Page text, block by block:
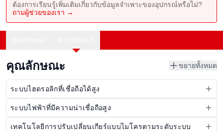
ต้องการเรียนรู้เพิ่มเติมเกี่ยวกับข้อมูลจำเพาะของอุปกรณ์หรือไม่?
ถามผู้ช่วยของเรา →
คุณลักษณะ ขยายทั้งหมด
ระบบไฮดรอลิกที่เชื่อถือได้สูง
ระบบไฟฟ้าที่มีความน่าเชื่อถือสูง
เทคโนโลยีการปรับเปลี่ยนเกียร์แบบไมโครตามระดับระบบ